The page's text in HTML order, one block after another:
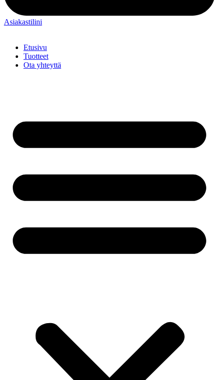
Asiakastilini
Etusivu
Tuotteet
Ota yhteyttä